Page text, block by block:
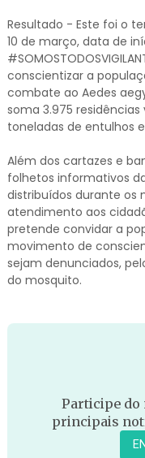
Resultado - Este foi o
10 de março, data de
conscientizar a
combate ao Aedes
soma 3.975 residências
toneladas de entulhos
Além dos cartazes e
folhetos informativos
distribuídos durante os
atendimento aos
pretende convidar a
movimento de
sejam denunciados,
do mosquito.
Participe do
principais